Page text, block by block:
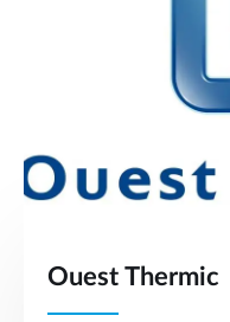
Ouest Thermic